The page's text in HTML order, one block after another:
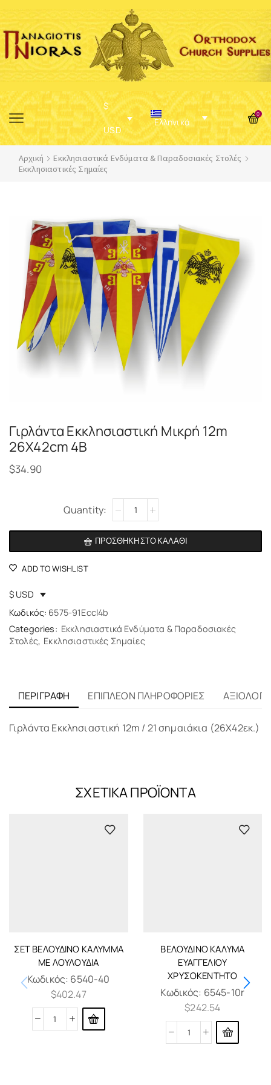
$
USD
Ελληνικά
0
Αρχική
Εκκλησιαστικά Ενδύματα & Παραδοσιακές Στολές
Εκκλησιαστικές Σημαίες
Γιρλάντα Εκκλησιαστική Μικρή 12m
26Χ42cm 4B
$34.90
ΠΡΟΣΘΉΚΗ ΣΤΟ ΚΑΛΆΘΙ
Alternative:
ADD TO WISHLIST
$ USD
Κωδικός: 6575-91Eccl4b
Categories: Εκκλησιαστικά Ενδύματα & Παραδοσιακές
Στολές, Εκκλησιαστικές Σημαίες
ΠΕΡΙΓΡΑΦΉ ΕΠΙΠΛΈΟΝ ΠΛΗΡΟΦΟΡΊΕΣ
Γιρλάντα Εκκλησιαστική 12m / 21 σημαιάκια (26Χ42εκ.)
ΣΧΕΤΙΚΆ ΠΡΟΪΌΝΤΑ
ΣΈΤ ΒΕΛΟΎΔΙΝΟ ΚΆΛΥΜΜΑ
ΜΕ ΛΟΥΛΟΎΔΙΑ
Κωδικός: 6540-40
$402.47
ΒΕΛΟΎΔΙΝΟ ΚΆΛΥΜΑ
ΕΥΑΓΓΕΛΊΟΥ
ΧΡΥΣΟΚΈΝΤΗΤΟ
Κωδικός: 6545-10r
$242.54